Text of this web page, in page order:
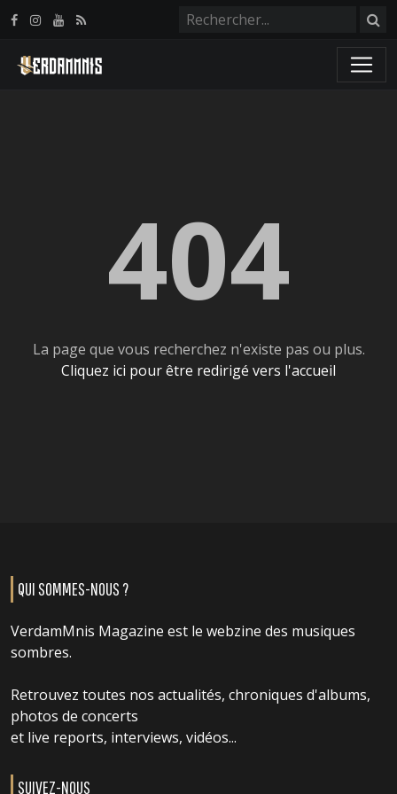
404
La page que vous recherchez n'existe pas ou plus.
Cliquez ici pour être redirigé vers l'accueil
QUI SOMMES-NOUS ?
VerdamMnis Magazine est le webzine des musiques
sombres.
Retrouvez toutes nos actualités, chroniques d'albums,
photos de concerts
et live reports, interviews, vidéos...
SUIVEZ-NOUS
Panneau de gestion des cookies